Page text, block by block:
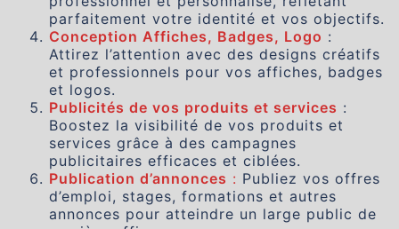
parfaitement votre identité et vos objectifs.
Conception Affiches, Badges, Logo :
Attirez l’attention avec des designs créatifs
et professionnels pour vos affiches, badges
et logos.
Publicités de vos produits et services :
Boostez la visibilité de vos produits et
services grâce à des campagnes
publicitaires efficaces et ciblées.
Publication d’annonces : Publiez vos offres
d’emploi, stages, formations et autres
annonces pour atteindre un large public de